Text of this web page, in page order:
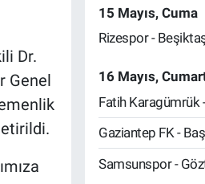
Dr.
Genel
15 Mayıs, Cuma
Rizespor -
16 Mayıs,
Fatih Karagümrük
Gaziantep FK -
Samsunspor -